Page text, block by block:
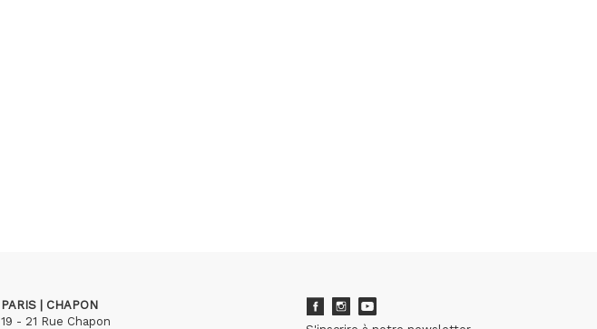
PARIS | CHAPON
19 - 21 Rue Chapon